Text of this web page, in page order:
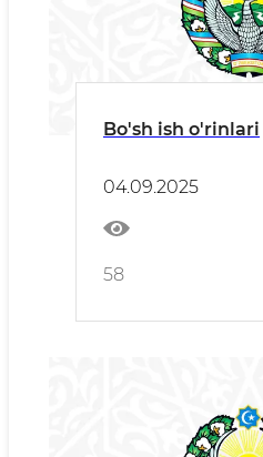
Bo'sh ish o'rinlari
04.09.2025
58